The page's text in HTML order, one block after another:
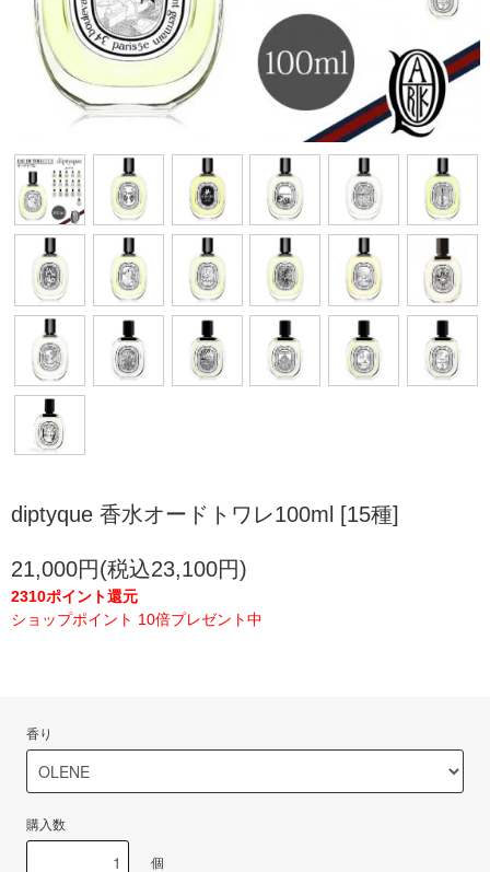
diptyque 香水オードトワレ100ml [15種]
21,000円(税込23,100円)
2310ポイント還元
ショップポイント 10倍プレゼント中
香り
購入数
個